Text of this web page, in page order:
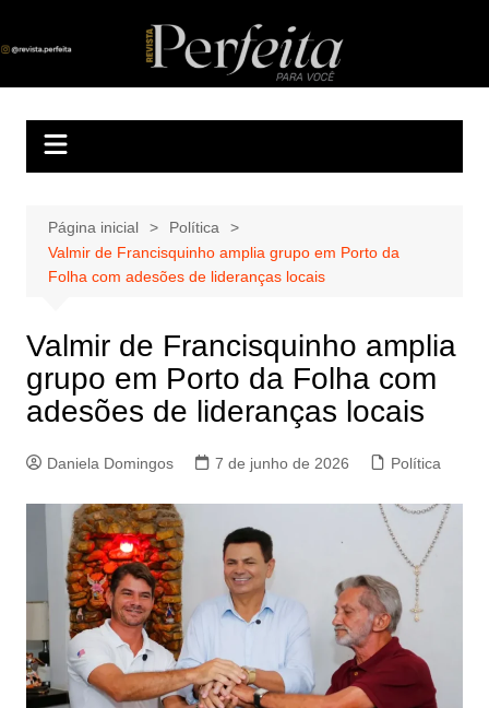
Revista Perfeita
A melhor revista eletrônica do interior de Sergipe
Página inicial
Política
Valmir de Francisquinho amplia grupo em Porto da
Folha com adesões de lideranças locais
Valmir de Francisquinho amplia
grupo em Porto da Folha com
adesões de lideranças locais
Daniela Domingos 7 de junho de 2026 Política